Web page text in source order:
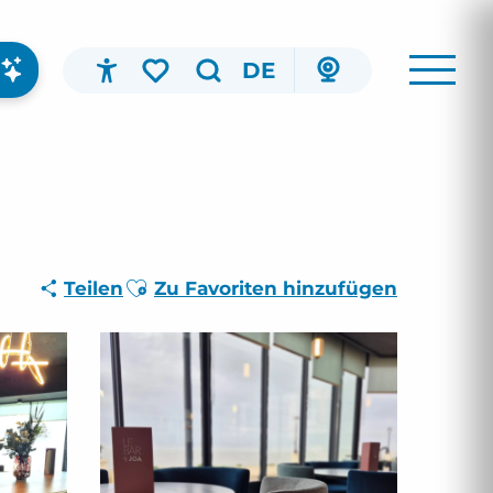
DE
Teilen Ajouter aux favoris
Zu Favoriten hinzufügen